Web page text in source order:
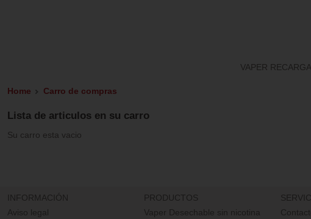
VAPER
Home Carro de compras
Lista de articulos en su carro
Su carro esta vacio
INFORMACIÓN
Aviso legal
PRODUCTOS
Vaper Desechable sin nicotina